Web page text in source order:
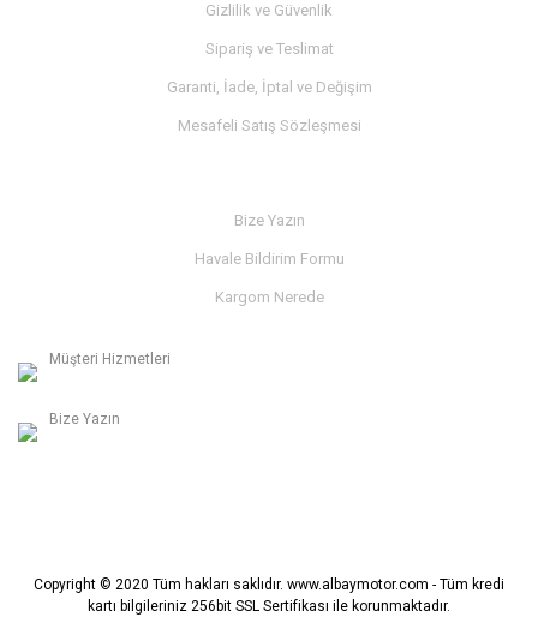
Gizlilik ve Güvenlik
Sipariş ve Teslimat
Garanti, İade, İptal ve Değişim
Mesafeli Satış Sözleşmesi
Bize Yazın
Havale Bildirim Formu
Kargom Nerede
Müşteri Hizmetleri
Bize Yazın
Copyright © 2020 Tüm hakları saklıdır. www.albaymotor.com - Tüm kredi
kartı bilgileriniz 256bit SSL Sertifikası ile korunmaktadır.